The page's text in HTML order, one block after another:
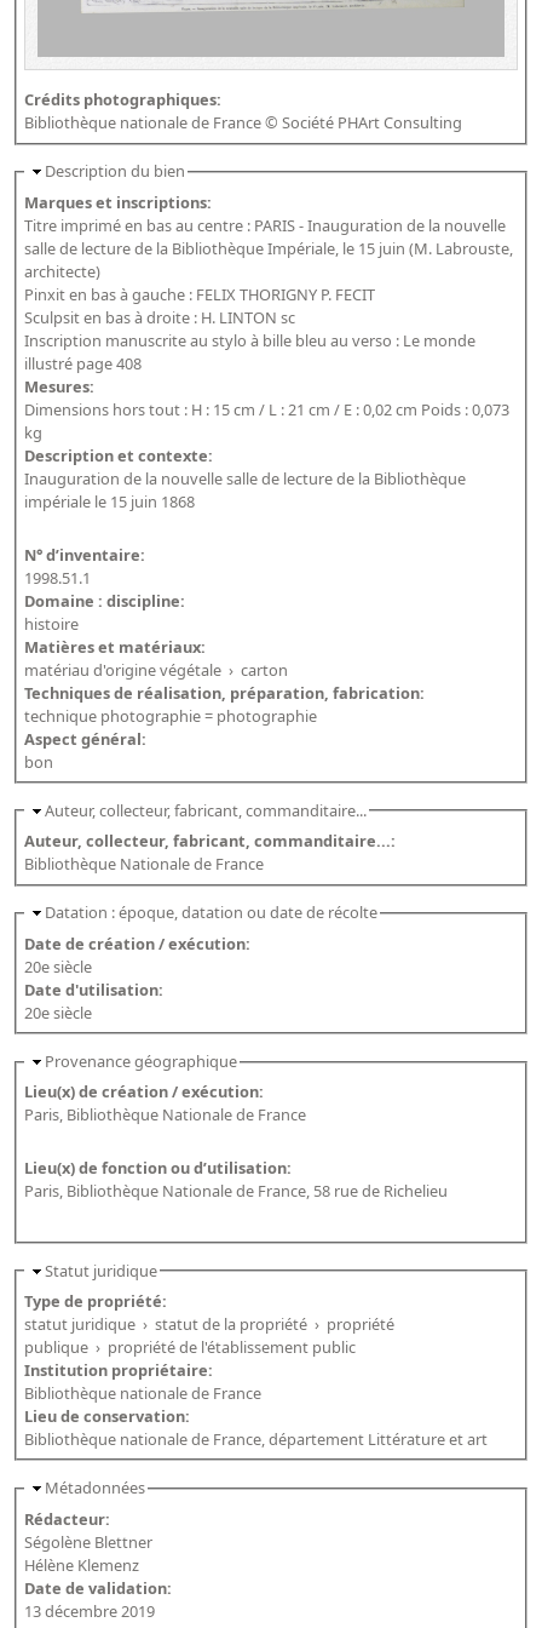
Publications
Guides des sources publiés
Ouvrages et documents sur la BnF numérisés dans Gallica
Revue de la Bibliothèque nationale de France
Directeurs de la Bibliothèque nationale du XIVe siècle à nos jours
Listes et biographies des directeurs de départements
Implantations de la Bibliothèque nationale de France
Le fil de l'histoire (frise chonologique)
La Bibliothèque nationale de France à livre ouvert
Richelieu, Bibliothèques - Musée - Galeries
Dépôt de la Commission de récupération artistique
Appels
Appel à chercheurs : bourse Comité d’histoire de la BnF
Appel à projets
Recherche de sujets de recherche
Faire une suggestion de recherche
Fournir un témoignage et/ou un document
Crédits photographiques:
Bibliothèque nationale de France © Société PHArt Consulting
Description du bien
Marques et inscriptions:
Titre imprimé en bas au centre : PARIS - Inauguration de la nouvelle
salle de lecture de la Bibliothèque Impériale, le 15 juin (M. Labrouste,
architecte)
Pinxit en bas à gauche : FELIX THORIGNY P. FECIT
Sculpsit en bas à droite : H. LINTON sc
Inscription manuscrite au stylo à bille bleu au verso : Le monde
illustré page 408
Mesures:
Dimensions hors tout : H : 15 cm / L : 21 cm / E : 0,02 cm Poids : 0,073
kg
Description et contexte:
Inauguration de la nouvelle salle de lecture de la Bibliothèque
impériale le 15 juin 1868
N° d’inventaire:
1998.51.1
Domaine : discipline:
histoire
Matières et matériaux:
matériau d'origine végétale › carton
Techniques de réalisation, préparation, fabrication:
technique photographie = photographie
Aspect général:
bon
Auteur, collecteur, fabricant, commanditaire...
Auteur, collecteur, fabricant, commanditaire...:
Bibliothèque Nationale de France
Datation : époque, datation ou date de récolte
Date de création / exécution:
20e siècle
Date d'utilisation:
20e siècle
Provenance géographique
Lieu(x) de création / exécution:
Paris, Bibliothèque Nationale de France
Lieu(x) de fonction ou d’utilisation:
Paris, Bibliothèque Nationale de France, 58 rue de Richelieu
Statut juridique
Type de propriété:
statut juridique › statut de la propriété › propriété
publique › propriété de l'établissement public
Institution propriétaire:
Bibliothèque nationale de France
Lieu de conservation:
Bibliothèque nationale de France, département Littérature et art
Métadonnées
Rédacteur:
Ségolène Blettner
Hélène Klemenz
Date de validation:
13 décembre 2019